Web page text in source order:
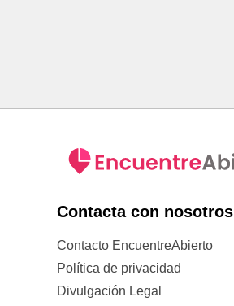
Contacta con nosotros
Contacto EncuentreAbierto
Política de privacidad
Divulgación Legal